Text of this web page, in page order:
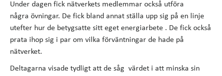
Under dagen fick nätverkets medlemmar också utföra
några övningar. De fick bland annat ställa upp sig på en linje
utefter hur de betygsatte sitt eget energiarbete . De fick också
prata ihop sig i par om vilka förväntningar de hade på
nätverket.
Deltagarna visade tydligt att de såg värdet i att minska sin